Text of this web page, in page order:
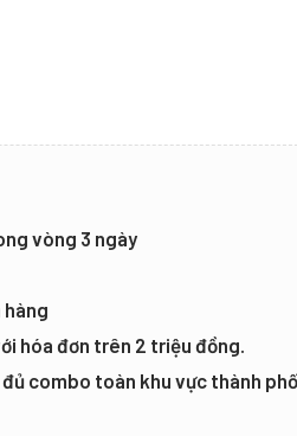
vòng 3 ngày
hàng
hóa đơn trên 2 triệu đồng.
combo toàn khu vực thành phố